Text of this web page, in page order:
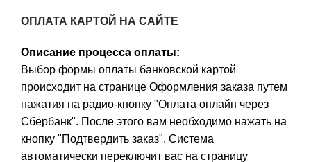
ОПЛАТА КАРТОЙ НА САЙТЕ
Описание процесса оплаты:
Выбор формы оплаты банковской картой
происходит на странице Оформления заказа путем
нажатия на радио-кнопку "Оплата онлайн через
Сбербанк". После этого вам необходимо нажать на
кнопку "Подтвердить заказ". Система
автоматически переключит вас на страницу